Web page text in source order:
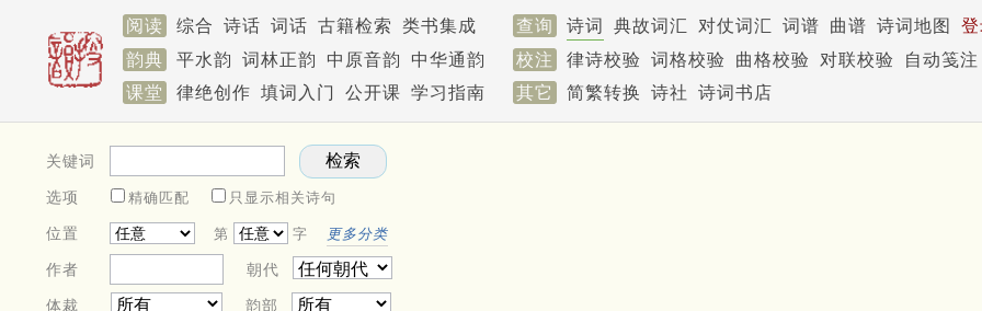
阅读 综合 诗话 词话 古籍检索 类书集成 查询 诗词 典故词汇 对仗词汇 词谱 曲谱 诗词地图
韵典
平水韵 词林正韵 中原音韵 中华通韵 校注 律诗校验 词格校验 曲格校验 对联校验
自动笺注
课堂
律绝创作 填词入门 公开课 学习指南 其它 简繁转换 诗社 诗词书店
关键词
选项 精确匹配 只显示相关诗句
位置 第 字 更多分类
作者 朝代
体裁 韵部